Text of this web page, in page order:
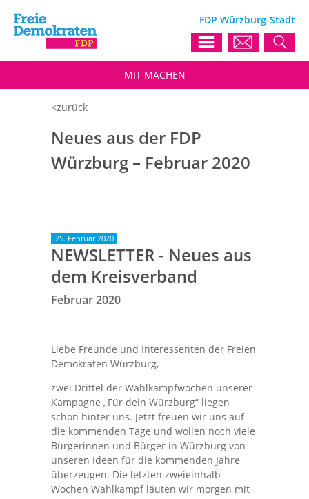
FDP Würzburg-Stadt
MIT MACHEN
Neues aus der FDP
Würzburg – Februar 2020
25. Februar 2020
NEWSLETTER - Neues aus
dem Kreisverband
Februar 2020
Liebe Freunde und Interessenten der Freien
Demokraten Würzburg,
zwei Drittel der Wahlkampfwochen unserer
Kampagne „Für dein Würzburg“ liegen
schon hinter uns. Jetzt freuen wir uns auf
die kommenden Tage und wollen noch viele
Bürgerinnen und Bürger in Würzburg von
unseren Ideen für die kommenden Jahre
überzeugen. Die letzten zweieinhalb
Wochen Wahlkampf läuten wir morgen mit